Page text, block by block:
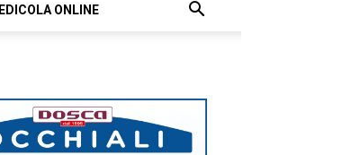
EDICOLA ONLINE